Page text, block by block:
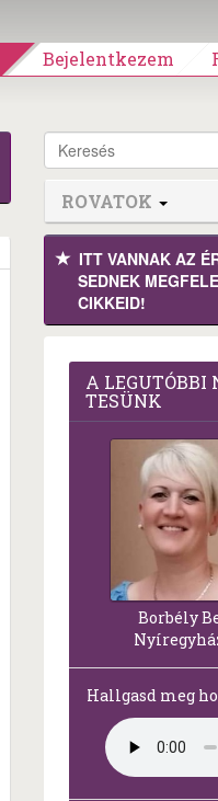
Bejelentkezem
ROVATOK
ITT VANNAK AZ
SEDNEK
CIKKEID!
A LEG­U­TÓB­BI
TE­SÜNK
Borbély
Hallgasd meg